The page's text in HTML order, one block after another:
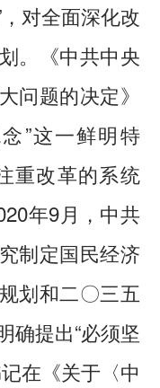
对全面深化改
。《中共中央
问题的决定》
”这一鲜明特
重改革的系统
年9月，中共
制定国民经济
划和二〇三五
确提出“必须坚
在《关于〈中